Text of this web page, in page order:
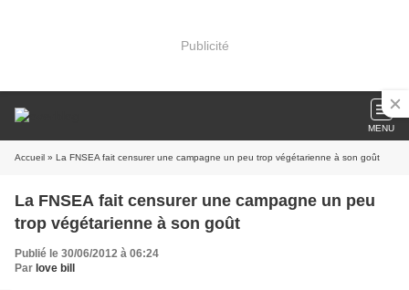
Publicité
MENU
Accueil » La FNSEA fait censurer une campagne un peu trop végétarienne à son goût
La FNSEA fait censurer une campagne un peu
trop végétarienne à son goût
Publié le 30/06/2012 à 06:24
Par love bill